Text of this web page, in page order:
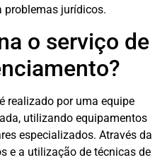
problemas jurídicos.
o serviço de
realizado por uma equipe
utilizando equipamentos
especializados. Através da
e a utilização de técnicas de